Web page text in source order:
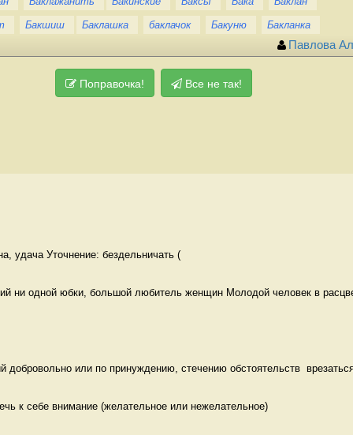
Бакшиш Баклашка баклачок Бакуню Бакланка
Павлова
Поправочка! Все не так!
удача Уточнение: бездельничать (
ни одной юбки, большой любитель женщин Молодой человек в
добровольно или по принуждению, стечению обстоятельств
к себе внимание (желательное или нежелательное)